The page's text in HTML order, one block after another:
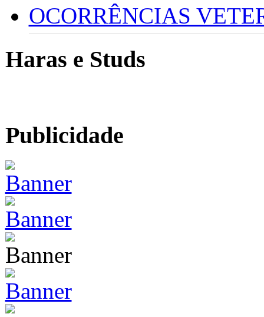
OCORRÊNCIAS
Haras e Studs
Publicidade